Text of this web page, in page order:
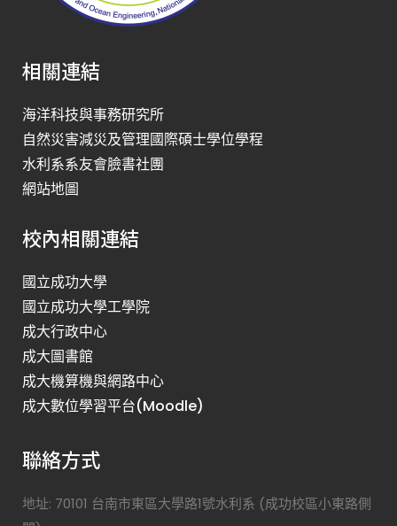
相關連結
海洋科技與事務研究所
自然災害減災及管理國際碩士學位學程
水利系系友會臉書社團
網站地圖
校內相關連結
國立成功大學
國立成功大學工學院
成大行政中心
成大圖書館
成大機算機與網路中心
成大數位學習平台(Moodle)
聯絡方式
地址: 70101 台南市東區大學路1號水利系 (成功校區小東路側